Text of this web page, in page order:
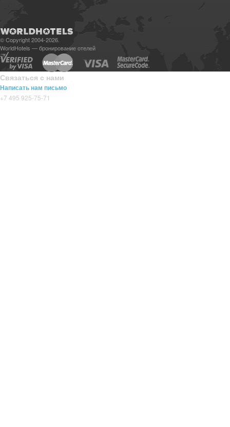
© Copyright 2004-2026.
WorldHotels — бронирование отелей
Связаться с нами
Написать нам письмо
+7 495 925-75-71